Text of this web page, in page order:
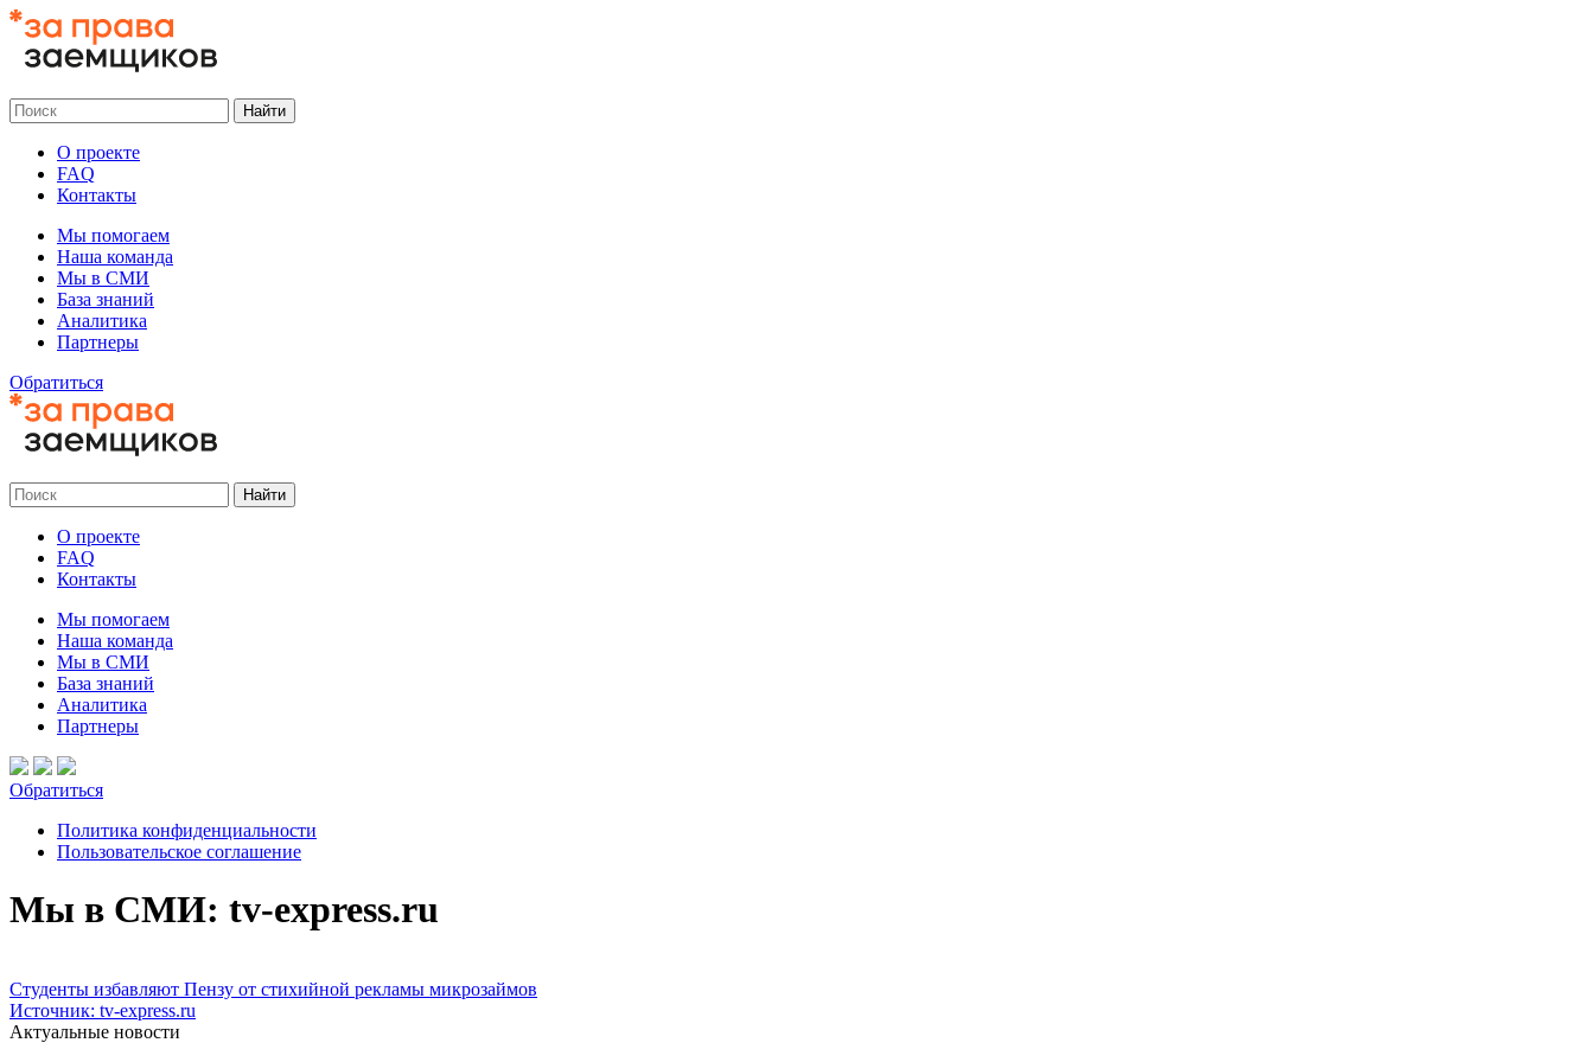
О проекте
FAQ
Контакты
Мы помогаем
Наша команда
Мы в СМИ
База знаний
Аналитика
Партнеры
Обратиться
О проекте
FAQ
Контакты
Мы помогаем
Наша команда
Мы в СМИ
База знаний
Аналитика
Партнеры
Обратиться
Политика конфиденциальности
Пользовательское соглашение
Мы в СМИ: tv-express.ru
Студенты избавляют Пензу от стихийной рекламы микрозаймов
Источник: tv-express.ru
Актуальные новости